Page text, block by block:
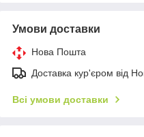
Умови доставки
Нова Пошта
Доставка кур'єром від
Всі умови доставки